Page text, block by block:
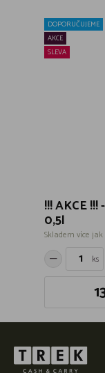
DOPORUČUJEME
AKCE
SLEVA
!!! AKCE
0,5l
Skladem více
ks